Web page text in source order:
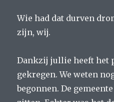
Wie had dat durven
zijn, wij.
Dankzij jullie heeft het
gekregen. We weten
begonnen. De